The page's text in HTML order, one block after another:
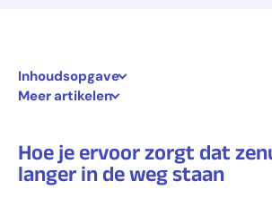
Inhoudsopgave
Meer artikelen
Hoe je ervoor zorgt dat
langer in de weg staan